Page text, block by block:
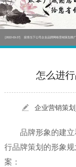
[2022-05-29] 实体门店如何做网络推广吸引客户，实
[2022-05-04] 污水处理设备厂家产品如何做网络推广
[2022-03-27] 疫情当下公司企业品牌网络营销策划推
实体门店如何做网络推广吸引客户，实
疫情当下公司企业品牌网络营销策划推
怎么进
企业营销策
品牌形象的建
行品牌策划的形象
案：